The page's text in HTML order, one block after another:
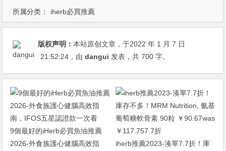
所属分类： iherb必買推薦
版权声明：本站原创文章，于2022 年 1 月 7 日
21:52:24 ，由dangui 发表，共 700 字。
9個最好的iHerb必買魚油推薦
2026-外食族護心健腦高效指
iherb推薦2023-湊單7.7折！庫